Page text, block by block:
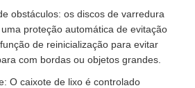
obstáculos: os discos de varredura
proteção automática de evitação
de reinicialização para evitar
com bordas ou objetos grandes.
O caixote de lixo é controlado